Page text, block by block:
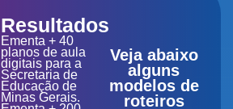
Resultados
Ementa + 40
planos de aula
digitais para a
Secretaria de
Educação de
Minas Gerais.
Veja abaixo
alguns
modelos de
roteiros